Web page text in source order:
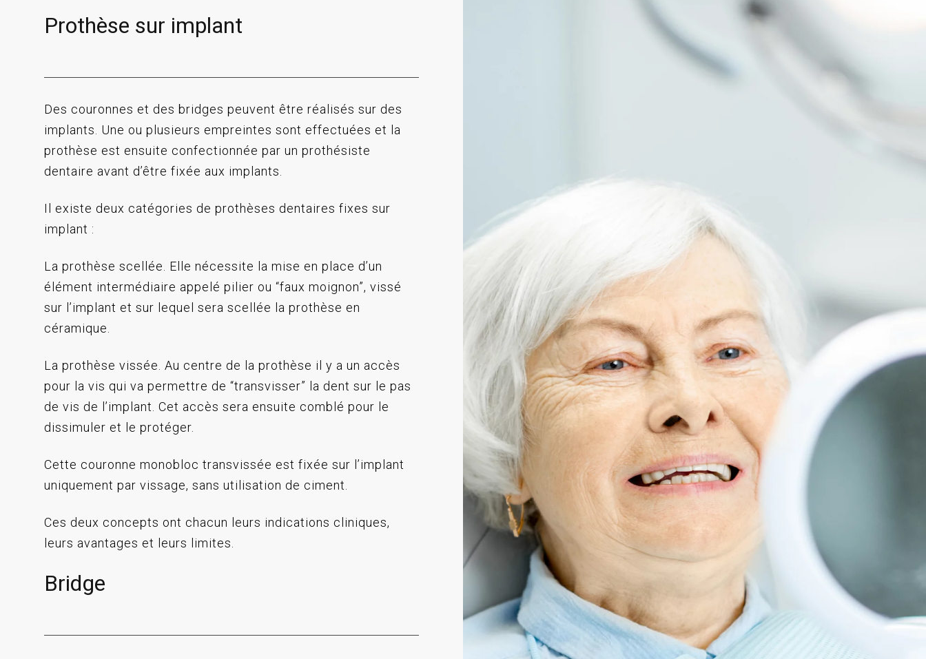
Prothèse sur implant
Des couronnes et des bridges peuvent être réalisés sur des
implants. Une ou plusieurs empreintes sont effectuées et la
prothèse est ensuite confectionnée par un prothésiste
dentaire avant d’être fixée aux implants.
Il existe deux catégories de prothèses dentaires fixes sur
implant :
La prothèse scellée. Elle nécessite la mise en place d’un
élément intermédiaire appelé pilier ou “faux moignon”, vissé
sur l’implant et sur lequel sera scellée la prothèse en
céramique.
La prothèse vissée. Au centre de la prothèse il y a un accès
pour la vis qui va permettre de “transvisser” la dent sur le pas
de vis de l’implant. Cet accès sera ensuite comblé pour le
dissimuler et le protéger.
Cette couronne monobloc transvissée est fixée sur l’implant
uniquement par vissage, sans utilisation de ciment.
Ces deux concepts ont chacun leurs indications cliniques,
leurs avantages et leurs limites.
Bridge